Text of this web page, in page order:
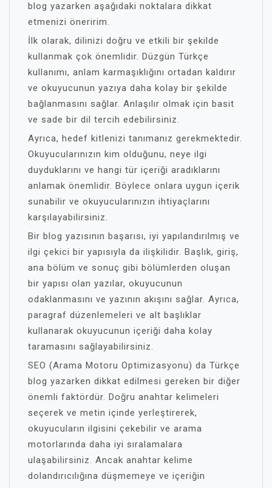
blog yazarken aşağıdaki noktalara dikkat
etmenizi öneririm.
İlk olarak, dilinizi doğru ve etkili bir şekilde
kullanmak çok önemlidir. Düzgün Türkçe
kullanımı, anlam karmaşıklığını ortadan kaldırır
ve okuyucunun yazıya daha kolay bir şekilde
bağlanmasını sağlar. Anlaşılır olmak için basit
ve sade bir dil tercih edebilirsiniz.
Ayrıca, hedef kitlenizi tanımanız gerekmektedir.
Okuyucularınızın kim olduğunu, neye ilgi
duyduklarını ve hangi tür içeriği aradıklarını
anlamak önemlidir. Böylece onlara uygun içerik
sunabilir ve okuyucularınızın ihtiyaçlarını
karşılayabilirsiniz.
Bir blog yazısının başarısı, iyi yapılandırılmış ve
ilgi çekici bir yapısıyla da ilişkilidir. Başlık, giriş,
ana bölüm ve sonuç gibi bölümlerden oluşan
bir yapısı olan yazılar, okuyucunun
odaklanmasını ve yazının akışını sağlar. Ayrıca,
paragraf düzenlemeleri ve alt başlıklar
kullanarak okuyucunun içeriği daha kolay
taramasını sağlayabilirsiniz.
SEO (Arama Motoru Optimizasyonu) da Türkçe
blog yazarken dikkat edilmesi gereken bir diğer
önemli faktördür. Doğru anahtar kelimeleri
seçerek ve metin içinde yerleştirerek,
okuyucuların ilgisini çekebilir ve arama
motorlarında daha iyi sıralamalara
ulaşabilirsiniz. Ancak anahtar kelime
dolandırıcılığına düşmemeye ve içeriğin